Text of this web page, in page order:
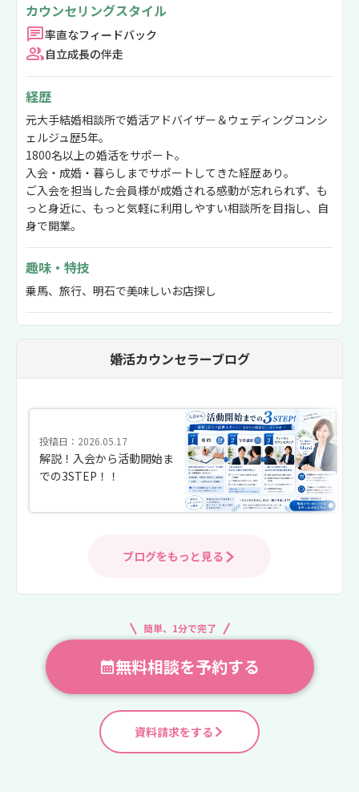
カウンセリングスタイル
率直なフィードバック
自立成長の伴走
経歴
元大手結婚相談所で婚活アドバイザー＆ウェディングコンシ
ェルジュ歴5年。
1800名以上の婚活をサポート。
入会・成婚・暮らしまでサポートしてきた経歴あり。
ご入会を担当した会員様が成婚される感動が忘れられず、も
っと身近に、もっと気軽に利用しやすい相談所を目指し、自
身で開業。
趣味・特技
乗馬、旅行、明石で美味しいお店探し
婚活カウンセラーブログ
投稿日：2026.05.17
解説！入会から活動開始ま
での3STEP！！
ブログをもっと見る
簡単、1分で完了
無料相談を予約する
資料請求をする